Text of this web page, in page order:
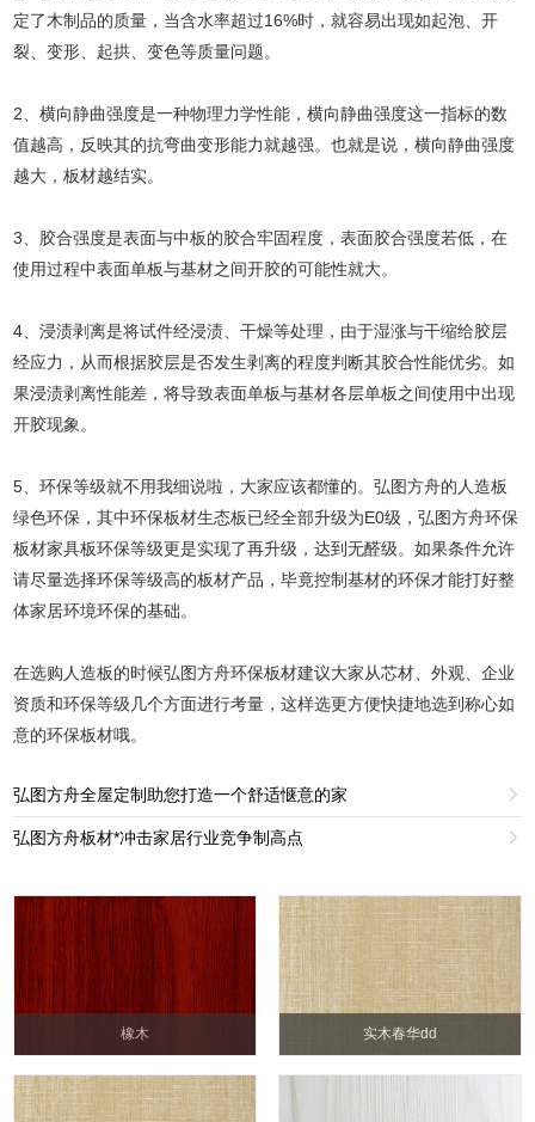
定了木制品的质量，当含水率超过16%时，就容易出现如起泡、开
裂、变形、起拱、变色等质量问题。
2、横向静曲强度是一种物理力学性能，横向静曲强度这一指标的数
值越高，反映其的抗弯曲变形能力就越强。也就是说，横向静曲强度
越大，板材越结实。
3、胶合强度是表面与中板的胶合牢固程度，表面胶合强度若低，在
使用过程中表面单板与基材之间开胶的可能性就大。
4、浸渍剥离是将试件经浸渍、干燥等处理，由于湿涨与干缩给胶层
经应力，从而根据胶层是否发生剥离的程度判断其胶合性能优劣。如
果浸渍剥离性能差，将导致表面单板与基材各层单板之间使用中出现
开胶现象。
5、环保等级就不用我细说啦，大家应该都懂的。弘图方舟的人造板
绿色环保，其中环保板材生态板已经全部升级为E0级，弘图方舟环保
板材家具板环保等级更是实现了再升级，达到无醛级。如果条件允许
请尽量选择环保等级高的板材产品，毕竟控制基材的环保才能打好整
体家居环境环保的基础。
在选购人造板的时候弘图方舟环保板材建议大家从芯材、外观、企业
资质和环保等级几个方面进行考量，这样选更方便快捷地选到称心如
意的环保板材哦。
弘图方舟全屋定制助您打造一个舒适惬意的家 
弘图方舟板材*冲击家居行业竞争制高点 
橡木 实木春华dd